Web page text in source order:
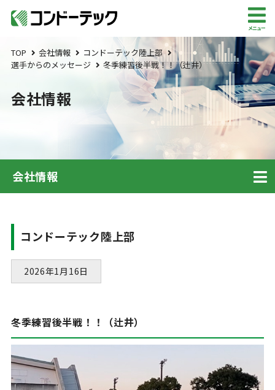
メニュー
TOP 会社情報
コンドーテック陸上部
選手からのメッセージ
冬季練習後半戦！！（辻井）
会社情報
会社情報
コンドーテック陸上部
2026年1月16日
冬季練習後半戦！！（辻井）